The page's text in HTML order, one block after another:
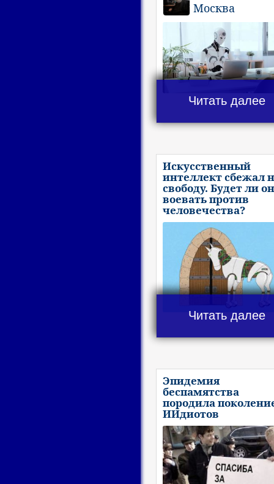
Москва
Читать далее
Искусственный
интеллект сбежал
свободу. Будет ли он
воевать против
человечества?
Читать далее
Эпидемия
беспамятства
породила
ИИдиотов